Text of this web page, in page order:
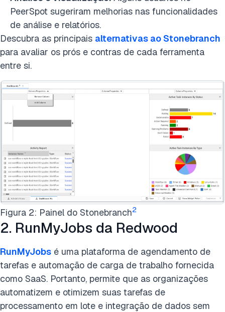
PeerSpot sugeriram melhorias nas funcionalidades
de análise e relatórios.
Descubra as principais alternativas ao Stonebranch
para avaliar os prós e contras de cada ferramenta
entre si.
Figura 2: Painel do Stonebranch2
2. RunMyJobs da Redwood
RunMyJobs é uma plataforma de agendamento de
tarefas e automação de carga de trabalho fornecida
como SaaS. Portanto, permite que as organizações
automatizem e otimizem suas tarefas de
processamento em lote e integração de dados sem